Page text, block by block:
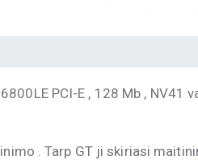
PCI-E , 128 Mb , NV41
. Tarp GT ji skiriasi